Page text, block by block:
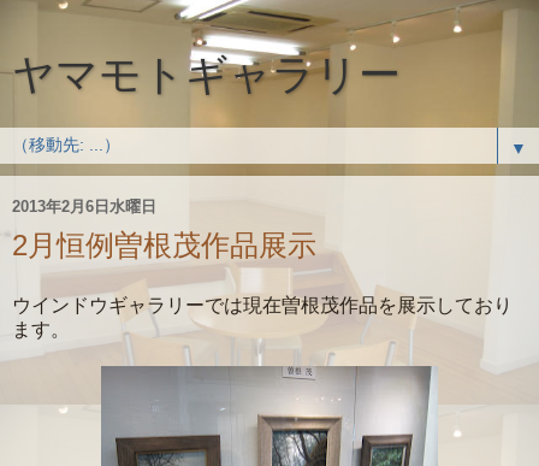
ヤマモトギャラリー
▼
2013年2月6日水曜日
2月恒例曽根茂作品展示
ウインドウギャラリーでは現在曽根茂作品を展示しており
ます。